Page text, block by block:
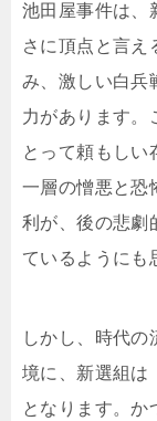
池田屋事件は、
さに頂点と言え
み、激しい白兵
力があります。
とって頼もしい
一層の憎悪と恐
利が、後の悲劇
ているようにも
しかし、時代の
境に、新選組は
となります。か